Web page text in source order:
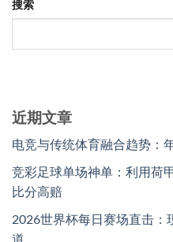
搜索
近期文章
电竞与传统体育融合趋势：
竞彩足球单场神单：利用荷
比分高赔
2026世界杯每日赛场直击：
道